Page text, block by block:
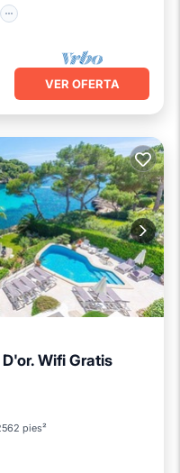
VER OFERTA
Wifi Gratis
pies²